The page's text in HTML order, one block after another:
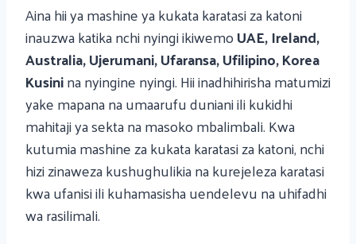
Aina hii ya mashine ya kukata karatasi za katoni
inauzwa katika nchi nyingi ikiwemoUAE, Ireland,
Australia, Ujerumani, Ufaransa, Ufilipino, Korea
Kusinina nyingine nyingi. Hii inadhihirisha matumizi
yake mapana na umaarufu duniani ili kukidhi
mahitaji ya sekta na masoko mbalimbali. Kwa
kutumia mashine za kukata karatasi za katoni, nchi
hizi zinaweza kushughulikia na kurejeleza karatasi
kwa ufanisi ili kuhamasisha uendelevu na uhifadhi
wa rasilimali.